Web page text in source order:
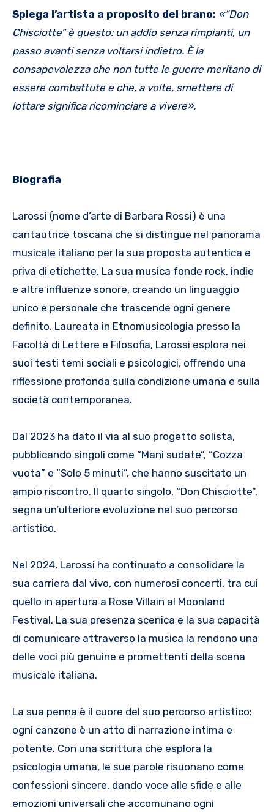
Spiega l’artista a proposito del brano: «“Don
Chisciotte” è questo: un addio senza rimpianti, un
passo avanti senza voltarsi indietro. È la
consapevolezza che non tutte le guerre meritano di
essere combattute e che, a volte, smettere di
lottare significa ricominciare a vivere».
Biografia
Larossi (nome d’arte di Barbara Rossi) è una
cantautrice toscana che si distingue nel panorama
musicale italiano per la sua proposta autentica e
priva di etichette. La sua musica fonde rock, indie
e altre influenze sonore, creando un linguaggio
unico e personale che trascende ogni genere
definito. Laureata in Etnomusicologia presso la
Facoltà di Lettere e Filosofia, Larossi esplora nei
suoi testi temi sociali e psicologici, offrendo una
riflessione profonda sulla condizione umana e sulla
società contemporanea.
Dal 2023 ha dato il via al suo progetto solista,
pubblicando singoli come “Mani sudate”, “Cozza
vuota” e “Solo 5 minuti”, che hanno suscitato un
ampio riscontro. Il quarto singolo, “Don Chisciotte”,
segna un’ulteriore evoluzione nel suo percorso
artistico.
Nel 2024, Larossi ha continuato a consolidare la
sua carriera dal vivo, con numerosi concerti, tra cui
quello in apertura a Rose Villain al Moonland
Festival. La sua presenza scenica e la sua capacità
di comunicare attraverso la musica la rendono una
delle voci più genuine e promettenti della scena
musicale italiana.
La sua penna è il cuore del suo percorso artistico:
ogni canzone è un atto di narrazione intima e
potente. Con una scrittura che esplora la
psicologia umana, le sue parole risuonano come
confessioni sincere, dando voce alle sfide e alle
emozioni universali che accomunano ogni